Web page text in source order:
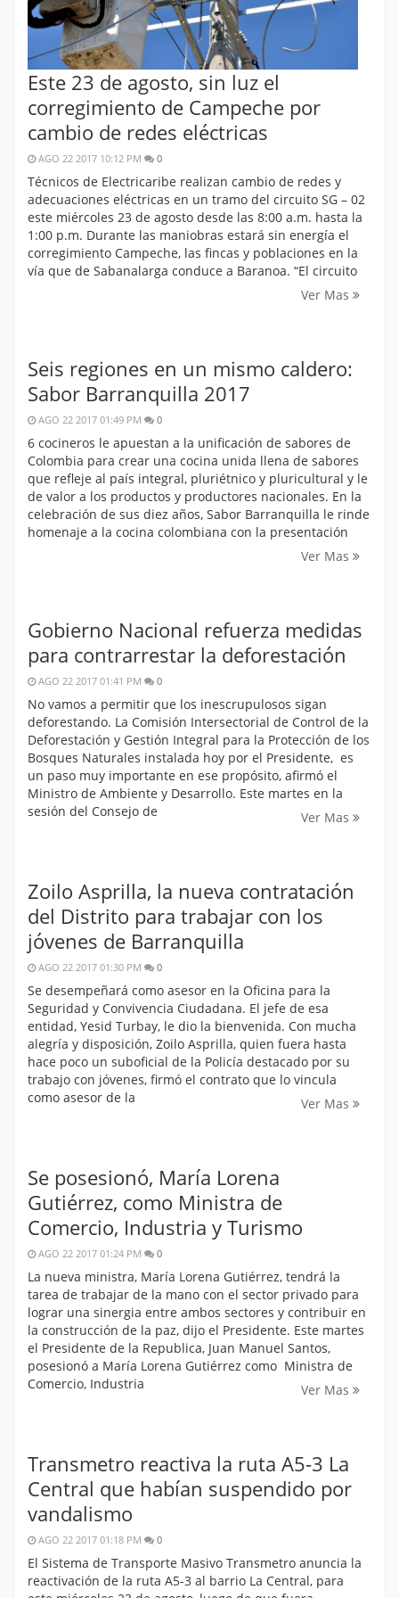
Este 23 de agosto, sin luz el
corregimiento de Campeche por
cambio de redes eléctricas
AGO 22 2017 10:12 PM 0
Técnicos de Electricaribe realizan cambio de redes y
adecuaciones eléctricas en un tramo del circuito SG – 02
este miércoles 23 de agosto desde las 8:00 a.m. hasta la
1:00 p.m. Durante las maniobras estará sin energía el
corregimiento Campeche, las fincas y poblaciones en la
vía que de Sabanalarga conduce a Baranoa. “El circuito
Ver Mas
Seis regiones en un mismo caldero:
Sabor Barranquilla 2017
AGO 22 2017 01:49 PM 0
6 cocineros le apuestan a la unificación de sabores de
Colombia para crear una cocina unida llena de sabores
que refleje al país integral, pluriétnico y pluricultural y le
de valor a los productos y productores nacionales. En la
celebración de sus diez años, Sabor Barranquilla le rinde
homenaje a la cocina colombiana con la presentación
Ver Mas
Gobierno Nacional refuerza medidas
para contrarrestar la deforestación
AGO 22 2017 01:41 PM 0
No vamos a permitir que los inescrupulosos sigan
deforestando. La Comisión Intersectorial de Control de la
Deforestación y Gestión Integral para la Protección de los
Bosques Naturales instalada hoy por el Presidente, es
un paso muy importante en ese propósito, afirmó el
Ministro de Ambiente y Desarrollo. Este martes en la
sesión del Consejo de
Ver Mas
Zoilo Asprilla, la nueva contratación
del Distrito para trabajar con los
jóvenes de Barranquilla
AGO 22 2017 01:30 PM 0
Se desempeñará como asesor en la Oficina para la
Seguridad y Convivencia Ciudadana. El jefe de esa
entidad, Yesid Turbay, le dio la bienvenida. Con mucha
alegría y disposición, Zoilo Asprilla, quien fuera hasta
hace poco un suboficial de la Policía destacado por su
trabajo con jóvenes, firmó el contrato que lo vincula
como asesor de la
Ver Mas
Se posesionó, María Lorena
Gutiérrez, como Ministra de
Comercio, Industria y Turismo
AGO 22 2017 01:24 PM 0
La nueva ministra, María Lorena Gutiérrez, tendrá la
tarea de trabajar de la mano con el sector privado para
lograr una sinergia entre ambos sectores y contribuir en
la construcción de la paz, dijo el Presidente. Este martes
el Presidente de la Republica, Juan Manuel Santos,
posesionó a María Lorena Gutiérrez como Ministra de
Comercio, Industria
Ver Mas
Transmetro reactiva la ruta A5-3 La
Central que habían suspendido por
vandalismo
AGO 22 2017 01:18 PM 0
El Sistema de Transporte Masivo Transmetro anuncia la
reactivación de la ruta A5-3 al barrio La Central, para